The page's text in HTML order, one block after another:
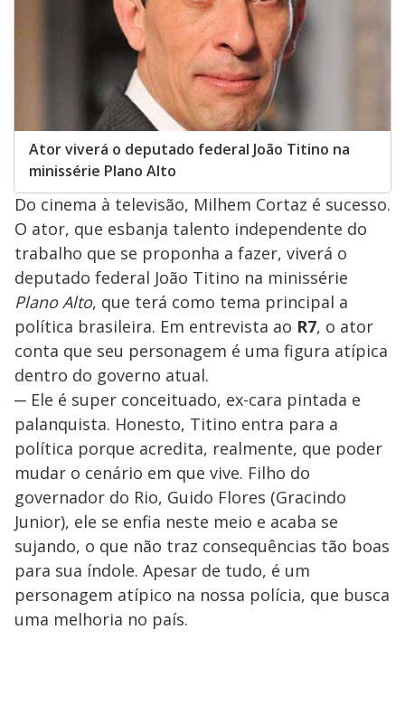
Ator viverá o deputado federal João Titino na
minissérie Plano Alto
Do cinema à televisão, Milhem Cortaz é sucesso.
O ator, que esbanja talento independente do
trabalho que se proponha a fazer, viverá o
deputado federal João Titino na minissérie
Plano Alto, que terá como tema principal a
política brasileira. Em entrevista ao R7, o ator
conta que seu personagem é uma figura atípica
dentro do governo atual.
─ Ele é super conceituado, ex-cara pintada e
palanquista. Honesto, Titino entra para a
política porque acredita, realmente, que poder
mudar o cenário em que vive. Filho do
governador do Rio, Guido Flores (Gracindo
Junior), ele se enfia neste meio e acaba se
sujando, o que não traz consequências tão boas
para sua índole. Apesar de tudo, é um
personagem atípico na nossa polícia, que busca
uma melhoria no país.